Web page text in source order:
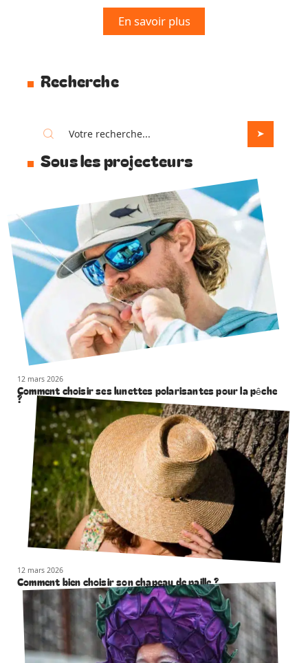
En savoir plus
Recherche
Sous les projecteurs
12 mars 2026
Comment choisir ses lunettes polarisantes pour la pêche
?
12 mars 2026
Comment bien choisir son chapeau de paille ?